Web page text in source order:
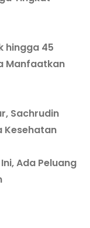
hingga 45
Manfaatkan
Sachrudin
Kesehatan
Ada Peluang